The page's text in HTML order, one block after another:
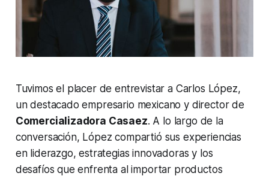
Tuvimos el placer de entrevistar a Carlos López,
un destacado empresario mexicano y director de
Comercializadora Casaez. A lo largo de la
conversación, López compartió sus experiencias
en liderazgo, estrategias innovadoras y los
desafíos que enfrenta al importar productos